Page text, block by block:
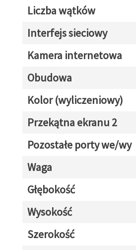
Liczba wątków
Interfejs sieciowy
Kamera internetowa
Obudowa
Kolor (wyliczeniowy)
Przekątna ekranu 2
Pozostałe porty we/wy
Waga
Głębokość
Wysokość
Szerokość